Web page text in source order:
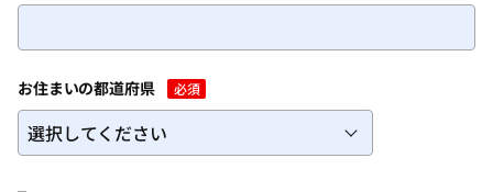
お住まいの都道府県 必須